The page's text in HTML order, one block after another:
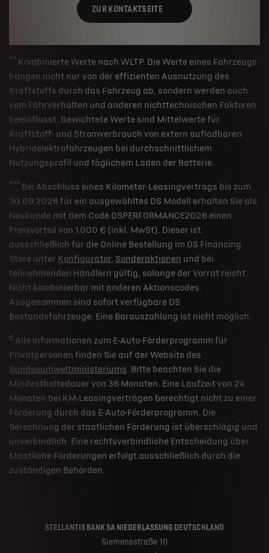
ZUR KONTAKTSEITE
** Kombinierte Werte nach WLTP. Die Werte eines Fahrzeugs
hängen nicht nur von der effizienten Ausnutzung des
Kraftstoffs durch das Fahrzeug ab, sondern werden auch
vom Fahrverhalten und anderen nichttechnischen Faktoren
beeinflusst. Gewichtete Werte sind Mittelwerte für
Kraftstoff- und Stromverbrauch von extern aufladbaren
Hybridelektrofahrzeugen bei durchschnittlichem
Nutzungsprofil und täglichem Laden der Batterie.
*** Bei Abschluss eines Kilometer-Leasingvertrags bis zum
30.09.2026 für ein ausgewähltes DS Modell erhalten Sie als
Neukunde mit dem Code DSPERFORMANCE2026 einen
Preisvorteil von 1.000 € (inkl. MwSt). Dieser ist
ausschließlich für die Online Bestellung im DS Financing
Store unter Konfigurator, Sonderaktionen und bei
teilnehmenden Händlern gültig, solange der Vorrat reicht.
Nicht kombinierbar mit anderen Aktionscodes.
Ausgenommen sind sofort verfügbare DS
Bestandsfahrzeuge. Eine Barauszahlung ist nicht möglich.
c Alle Informationen zum E-Auto-Förderprogramm für
Privatpersonen finden Sie auf der Website des
Bundesumweltministeriums. Bitte beachten Sie die
Mindesthaltedauer von 36 Monaten. Eine Laufzeit von 24
Monaten bei KM-Leasingverträgen berechtigt nicht zu einer
Förderung durch das E-Auto-Förderprogramm. Die
Berechnung der staatlichen Förderung ist überschlägig und
unverbindlich. Eine rechtsverbindliche Entscheidung über
staatliche Förderungen erfolgt ausschließlich durch die
zuständigen Behörden.
STELLANTIS BANK SA NIEDERLASSUNG DEUTSCHLAND
Siemensstraße 10